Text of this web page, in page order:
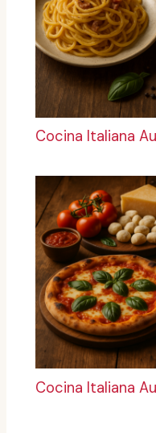
Cocina Italiana
Cocina Italiana